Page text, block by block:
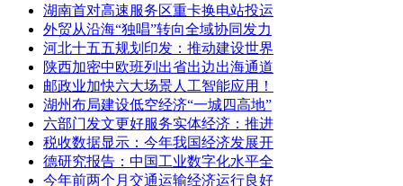
湖南首对高速服务区重卡换电站投运
外贸从沿海“独唱”转向全域协同发力
河北十五五规划印发：推动建设世界
陕西加密中欧班列出省出边出海通道
邮政业加快六大场景人工智能应用！
湖州布局建设低空经济“一城四高地”
六部门发文更好服务实体经济：推进
税收数据显示：今年我国经济发展开
德研究报告：中国工业数字化水平全
今年前两个月交通运输经济运行良好